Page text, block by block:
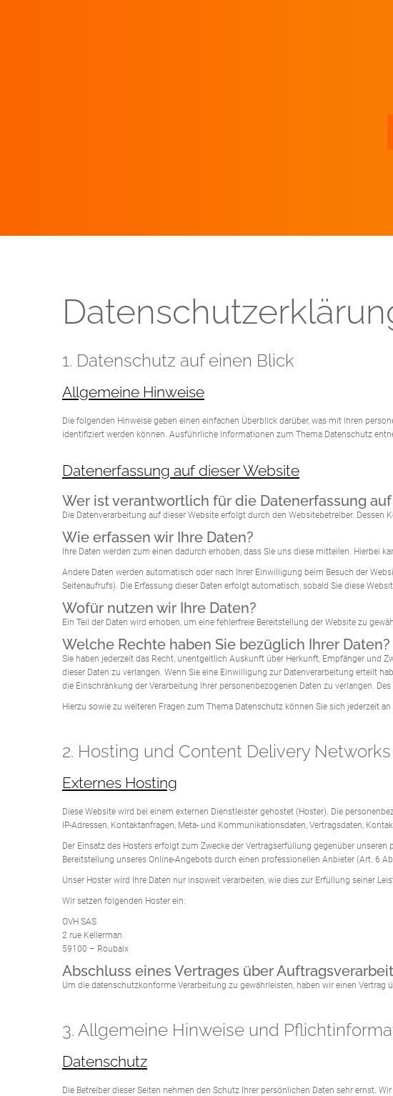
1. Datenschutz auf einen Blick
Allgemeine Hinweise
Die folgenden Hinweise geben einen einfachen Überblick darüber, was mit Ihren
identifiziert werden können. Ausführliche Informationen zum Thema Datenschutz
Datenerfassung auf dieser Website
Wer ist verantwortlich für die Datenerfassung
Die Datenverarbeitung auf dieser Website erfolgt durch den Websitebetreiber.
Wie erfassen wir Ihre Daten?
Ihre Daten werden zum einen dadurch erhoben, dass Sie uns diese mitteilen. Hierbei
Andere Daten werden automatisch oder nach Ihrer Einwilligung beim Besuch der
Seitenaufrufs). Die Erfassung dieser Daten erfolgt automatisch, sobald Sie diese
Wofür nutzen wir Ihre Daten?
Ein Teil der Daten wird erhoben, um eine fehlerfreie Bereitstellung der Website zu
Welche Rechte haben Sie bezüglich Ihrer Daten?
Sie haben jederzeit das Recht, unentgeltlich Auskunft über Herkunft, Empfänger und
dieser Daten zu verlangen. Wenn Sie eine Einwilligung zur Datenverarbeitung erteilt
die Einschränkung der Verarbeitung Ihrer personenbezogenen Daten zu verlangen.
Hierzu sowie zu weiteren Fragen zum Thema Datenschutz können Sie sich jederzeit
2. Hosting und Content Delivery Networks
Externes Hosting
Diese Website wird bei einem externen Dienstleister gehostet (Hoster). Die
IP-Adressen, Kontaktanfragen, Meta- und Kommunikationsdaten, Vertragsdaten,
Der Einsatz des Hosters erfolgt zum Zwecke der Vertragserfüllung gegenüber
Bereitstellung unseres Online-Angebots durch einen professionellen Anbieter (Art. 6
Unser Hoster wird Ihre Daten nur insoweit verarbeiten, wie dies zur Erfüllung seiner
Wir setzen folgenden Hoster ein:
OVH SAS
2 rue Kellerman
59100 – Roubaix
Abschluss eines Vertrages über
Um die datenschutzkonforme Verarbeitung zu gewährleisten, haben wir einen
3. Allgemeine Hinweise und
Datenschutz
Die Betreiber dieser Seiten nehmen den Schutz Ihrer persönlichen Daten sehr ernst.